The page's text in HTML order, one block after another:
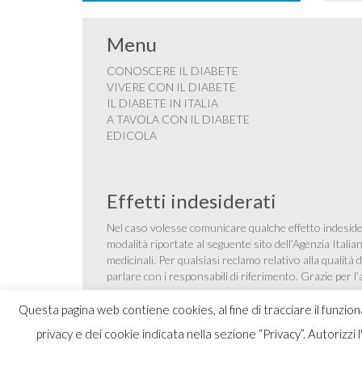
Questa pagina web contiene cookies, al fine di tracciare il
privacy e dei cookie indicata nella sezione “Privacy”.
Menu
CONOSCERE IL DIABETE
VIVERE CON IL DIABETE
IL DIABETE IN ITALIA
A TAVOLA CON IL DIABETE
EDICOLA
Effetti indesiderati
Nel caso volesse comunicare qualche effetto
modalità riportate al seguente sito dell’Agenzia
medicinali. Per qualsiasi reclamo relativo alla
parlare con i responsabili di riferimento. Grazie per